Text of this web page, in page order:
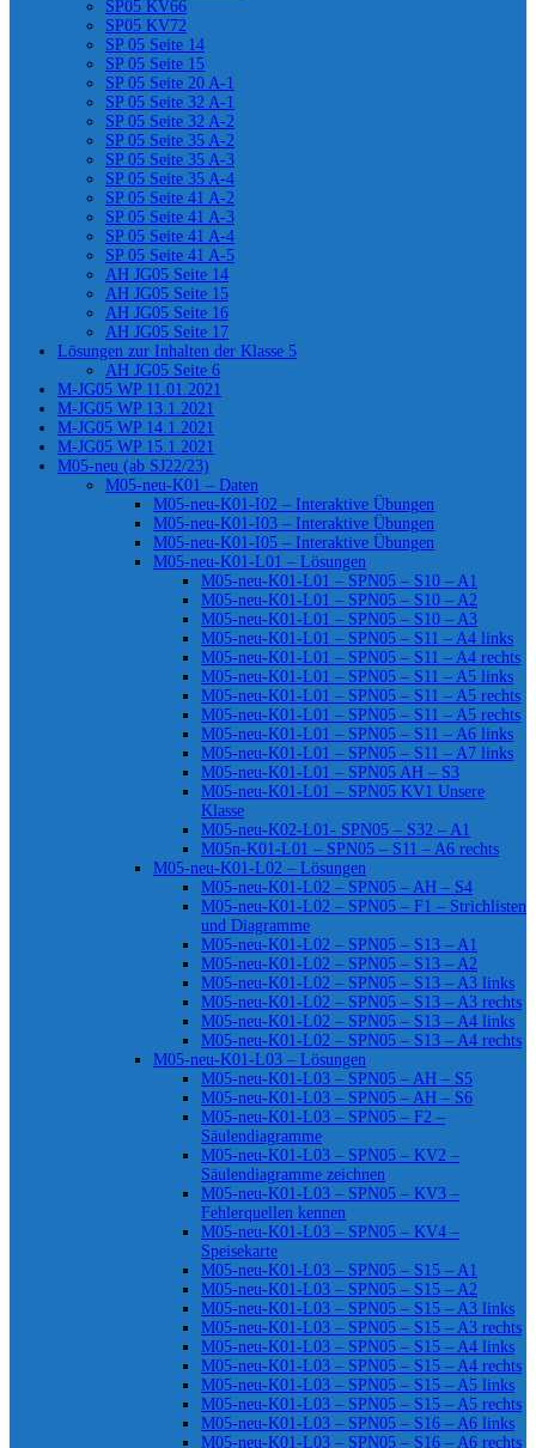
SP05 KV66
SP05 KV72
SP 05 Seite 14
SP 05 Seite 15
SP 05 Seite 20 A-1
SP 05 Seite 32 A-1
SP 05 Seite 32 A-2
SP 05 Seite 35 A-2
SP 05 Seite 35 A-3
SP 05 Seite 35 A-4
SP 05 Seite 41 A-2
SP 05 Seite 41 A-3
SP 05 Seite 41 A-4
SP 05 Seite 41 A-5
AH JG05 Seite 14
AH JG05 Seite 15
AH JG05 Seite 16
AH JG05 Seite 17
Lösungen zur Inhalten der Klasse 5
AH JG05 Seite 6
M-JG05 WP 11.01.2021
M-JG05 WP 13.1.2021
M-JG05 WP 14.1.2021
M-JG05 WP 15.1.2021
M05-neu (ab SJ22/23)
M05-neu-K01 – Daten
M05-neu-K01-I02 – Interaktive Übungen
M05-neu-K01-I03 – Interaktive Übungen
M05-neu-K01-I05 – Interaktive Übungen
M05-neu-K01-L01 – Lösungen
M05-neu-K01-L01 – SPN05 – S10 – A1
M05-neu-K01-L01 – SPN05 – S10 – A2
M05-neu-K01-L01 – SPN05 – S10 – A3
M05-neu-K01-L01 – SPN05 – S11 – A4 links
M05-neu-K01-L01 – SPN05 – S11 – A4 rechts
M05-neu-K01-L01 – SPN05 – S11 – A5 links
M05-neu-K01-L01 – SPN05 – S11 – A5 rechts
M05-neu-K01-L01 – SPN05 – S11 – A5 rechts
M05-neu-K01-L01 – SPN05 – S11 – A6 links
M05-neu-K01-L01 – SPN05 – S11 – A7 links
M05-neu-K01-L01 – SPN05 AH – S3
M05-neu-K01-L01 – SPN05 KV1 Unsere
Klasse
M05-neu-K02-L01- SPN05 – S32 – A1
M05n-K01-L01 – SPN05 – S11 – A6 rechts
M05-neu-K01-L02 – Lösungen
M05-neu-K01-L02 – SPN05 – AH – S4
M05-neu-K01-L02 – SPN05 – F1 – Strichlisten
und Diagramme
M05-neu-K01-L02 – SPN05 – S13 – A1
M05-neu-K01-L02 – SPN05 – S13 – A2
M05-neu-K01-L02 – SPN05 – S13 – A3 links
M05-neu-K01-L02 – SPN05 – S13 – A3 rechts
M05-neu-K01-L02 – SPN05 – S13 – A4 links
M05-neu-K01-L02 – SPN05 – S13 – A4 rechts
M05-neu-K01-L03 – Lösungen
M05-neu-K01-L03 – SPN05 – AH – S5
M05-neu-K01-L03 – SPN05 – AH – S6
M05-neu-K01-L03 – SPN05 – F2 –
Säulendiagramme
M05-neu-K01-L03 – SPN05 – KV2 –
Säulendiagramme zeichnen
M05-neu-K01-L03 – SPN05 – KV3 –
Fehlerquellen kennen
M05-neu-K01-L03 – SPN05 – KV4 –
Speisekarte
M05-neu-K01-L03 – SPN05 – S15 – A1
M05-neu-K01-L03 – SPN05 – S15 – A2
M05-neu-K01-L03 – SPN05 – S15 – A3 links
M05-neu-K01-L03 – SPN05 – S15 – A3 rechts
M05-neu-K01-L03 – SPN05 – S15 – A4 links
M05-neu-K01-L03 – SPN05 – S15 – A4 rechts
M05-neu-K01-L03 – SPN05 – S15 – A5 links
M05-neu-K01-L03 – SPN05 – S15 – A5 rechts
M05-neu-K01-L03 – SPN05 – S16 – A6 links
M05-neu-K01-L03 – SPN05 – S16 – A6 rechts